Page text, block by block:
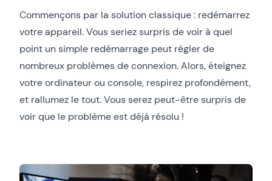
Commençons par la solution classique : redémarrez
votre appareil. Vous seriez surpris de voir à quel
point un simple redémarrage peut régler de
nombreux problèmes de connexion. Alors, éteignez
votre ordinateur ou console, respirez profondément,
et rallumez le tout. Vous serez peut-être surpris de
voir que le problème est déjà résolu !